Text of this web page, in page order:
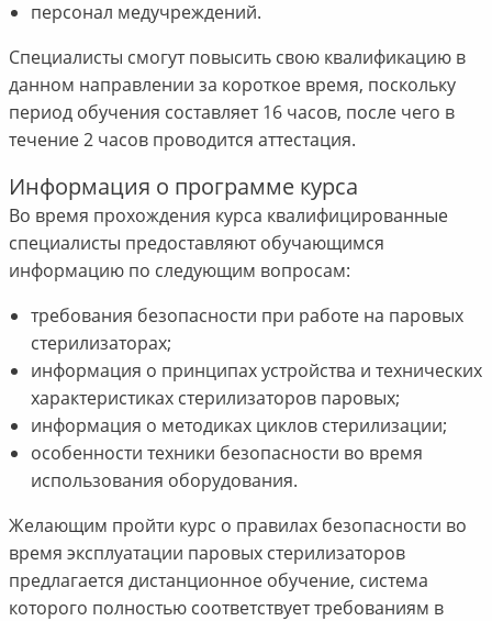
персонал медучреждений.
Специалисты смогут повысить свою квалификацию в
данном направлении за короткое время, поскольку
период обучения составляет 16 часов, после чего в
течение 2 часов проводится аттестация.
Информация о программе курса
Во время прохождения курса квалифицированные
специалисты предоставляют обучающимся
информацию по следующим вопросам:
требования безопасности при работе на паровых
стерилизаторах;
информация о принципах устройства и технических
характеристиках стерилизаторов паровых;
информация о методиках циклов стерилизации;
особенности техники безопасности во время
использования оборудования.
Желающим пройти курс о правилах безопасности во
время эксплуатации паровых стерилизаторов
предлагается дистанционное обучение, система
которого полностью соответствует требованиям в